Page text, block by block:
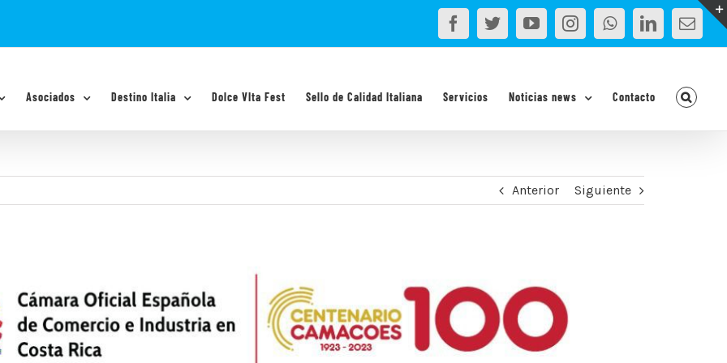
Facebook
TwitterYouTubeInstagramWhatsAppLinkedIn
Asociados Destino Italia Dolce VIta Fest Sello de Calidad Italiana Servicios Noticias news Contacto
Anterior Siguiente